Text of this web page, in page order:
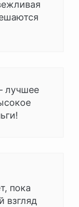
лучшее
пока
взгляд